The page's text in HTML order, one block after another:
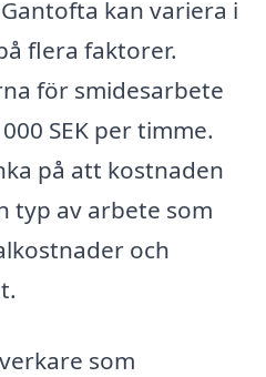
kan variera i
flera faktorer.
för smidesarbete
SEK per timme.
på att kostnaden
typ av arbete som
och
som